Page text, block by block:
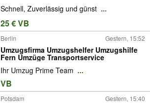
Schnell, Zuverlässig und günst ...
25 € VB
Berlin Gestern, 15:52
Umzugsfirma Umzugshelfer Umzugshilfe
Fern Umzüge Transportservice
Ihr Umzug Prime Team ...
VB
Potsdam Gestern, 15:40